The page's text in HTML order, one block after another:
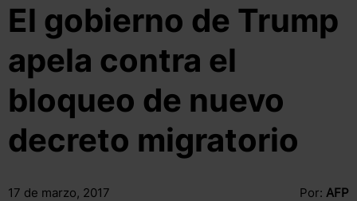
El gobierno de Trump
apela contra el
bloqueo de nuevo
decreto migratorio
17 de marzo, 2017 Por: AFP